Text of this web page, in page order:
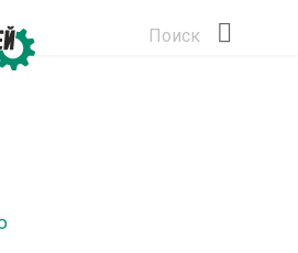
Поиск